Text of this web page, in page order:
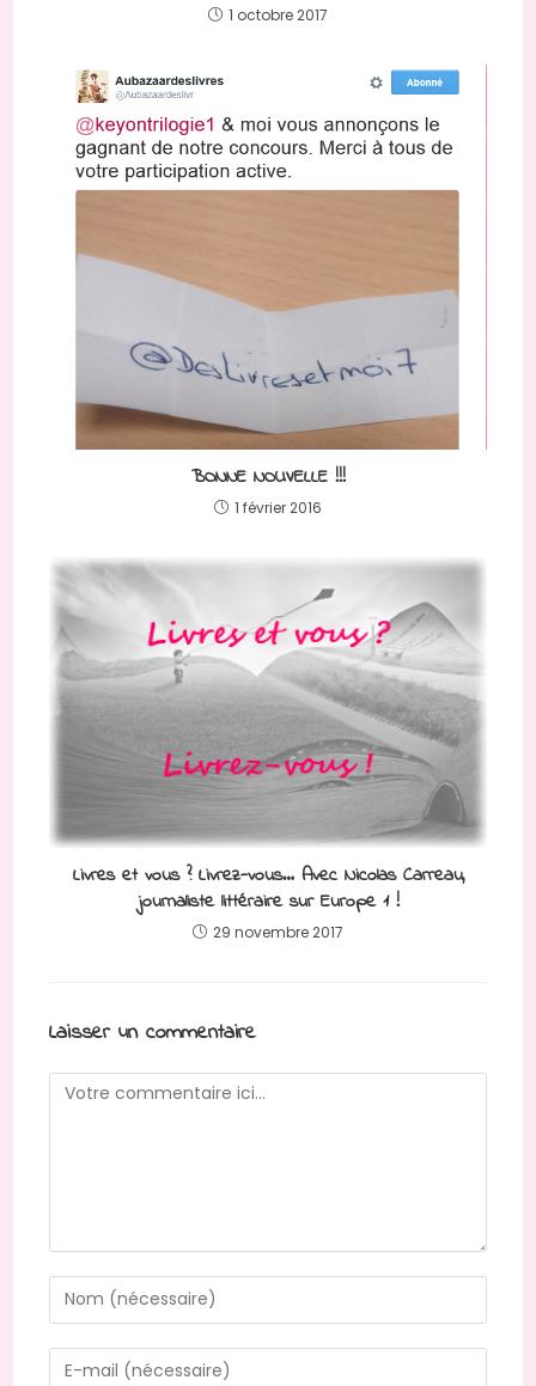
1 octobre 2017
BONNE NOUVELLE !!!
1 février 2016
Livres et vous ? Livrez-vous… Avec Nicolas Carreau,
journaliste littéraire sur Europe 1 !
29 novembre 2017
Laisser un commentaire
Comment
Enter
your
name
or
Enter